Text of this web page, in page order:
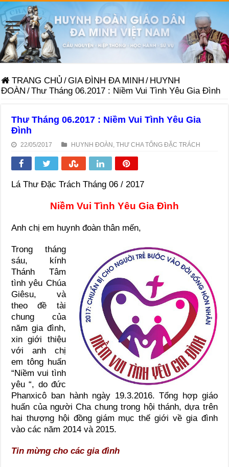
TRANG CHỦ /GIA ĐÌNH ĐA MINH / HUYNH
ĐOÀN /Thư Tháng 06.2017 : Niềm Vui Tình Yêu Gia Đình
Thư Tháng 06.2017 : Niềm Vui Tình Yêu Gia
Đình
22/05/2017 HUYNH ĐOÀN ,THƯ CHA TỔNG ĐẶC TRÁCH
Lá Thư Đặc Trách Tháng 06 / 2017
Niềm Vui Tình Yêu Gia Đình
Anh chị em huynh đoàn thân mến,
Trong tháng
sáu, kính
Thánh Tâm
tình yêu Chúa
Giêsu, và
theo đề tài
chung của
năm gia đình,
xin giới thiệu
với anh chị
em tông huấn
“Niềm vui tình
yêu “, do đức
Phanxicô ban hành ngày 19.3.2016. Tổng hợp giáo
huấn của người Cha chung trong hội thánh, dựa trên
hai thượng hội đồng giám mục thế giới về gia đình
vào các năm 2014 và 2015.
Tin mừng cho các gia đình